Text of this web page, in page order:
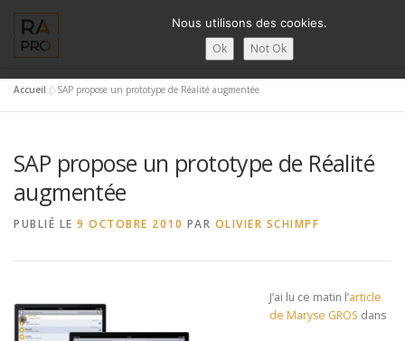
contenu
ACTUALITÉ DE LA RA CONTACTS FRANÇAIS
Deutsch
Accueil »SAP propose un prototype de Réalité augmentée
SAP propose un prototype de Réalité
augmentée
PUBLIÉ LE 9 OCTOBRE 2010 PAR OLIVIER SCHIMPF
J’ai lu ce matin l’article
de Maryse GROS dans
Nous utilisons des cookies.
Ok Not Ok